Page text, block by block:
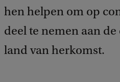
hen helpen om op
deel te nemen aan
land van herkomst.